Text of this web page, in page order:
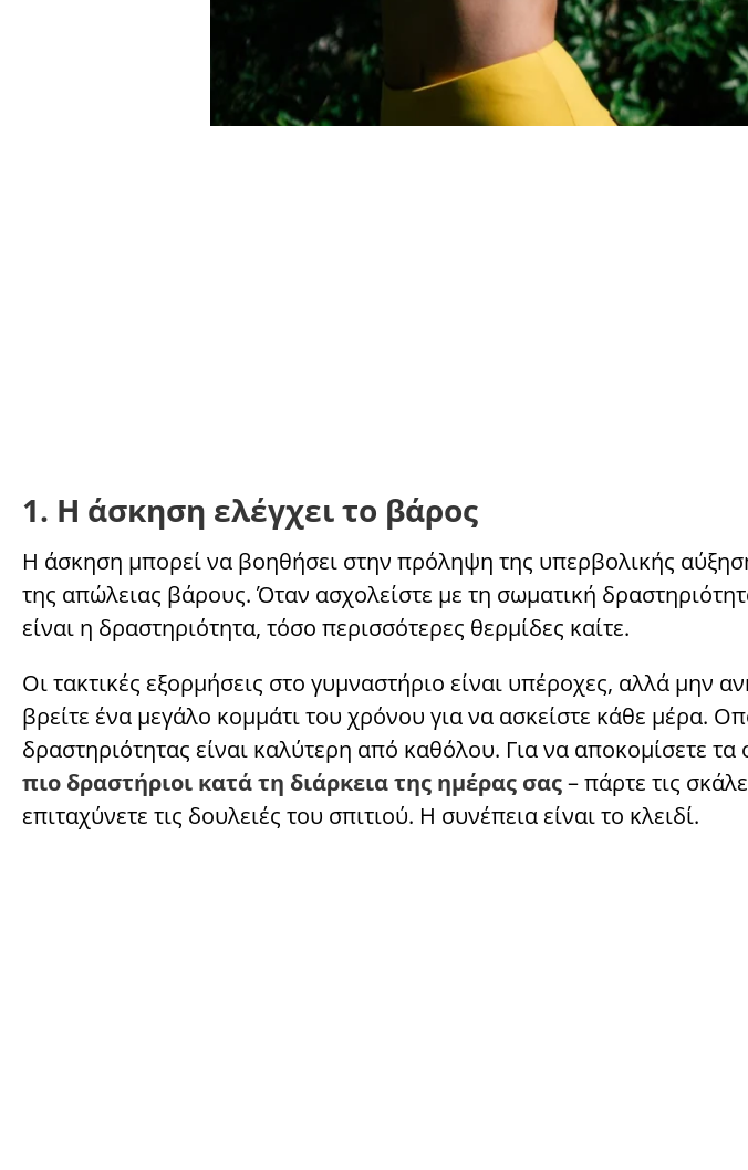
1. Η άσκηση ελέγχει το βάρος
Η άσκηση μπορεί να βοηθήσει στην πρόληψη της υπερβολικής
της απώλειας βάρους. Όταν ασχολείστε με τη σωματική
είναι η δραστηριότητα, τόσο περισσότερες θερμίδες καίτε.
Οι τακτικές εξορμήσεις στο γυμναστήριο είναι υπέροχες, αλλά μην
βρείτε ένα μεγάλο κομμάτι του χρόνου για να ασκείστε κάθε μέρα.
δραστηριότητας είναι καλύτερη από καθόλου. Για να αποκομίσετε
πιο δραστήριοι κατά τη διάρκεια της ημέρας σας– πάρτε τις
επιταχύνετε τις δουλειές του σπιτιού. Η συνέπεια είναι το κλειδί.